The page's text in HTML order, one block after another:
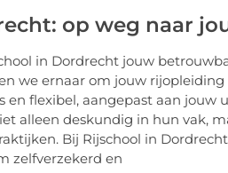
op weg naar
in Dordrecht jouw
we ernaar om jouw
en flexibel, aangepast aan
alleen deskundig in hun vak,
Bij Rijschool in
zelfverzekerd en